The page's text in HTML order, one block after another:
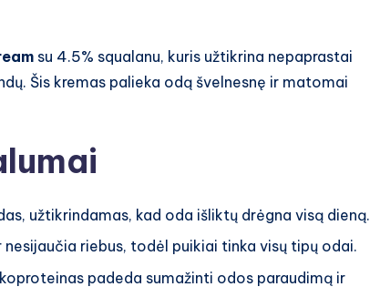
su 4.5% squalanu, kuris užtikrina nepaprastai
Šis kremas palieka odą švelnesnę ir matomai
užtikrindamas, kad oda išliktų drėgna visą dieną.
riebus, todėl puikiai tinka visų tipų odai.
padeda sumažinti odos paraudimą ir